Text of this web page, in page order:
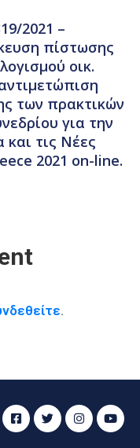
2021 –
πίστωσης
οικ.
των πρακτικών
για την
και τις Νέες
2021 on-line.
.